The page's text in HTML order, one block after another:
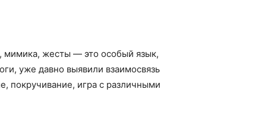
мимика, жесты — это особый язык,
уже давно выявили взаимосвязь
покручивание, игра с различными